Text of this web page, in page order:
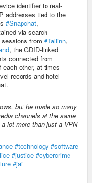
identifier to real-
addresses tied to the
#Snapchat,
via search
from #Tallinn,
, the GDID-linked
connected from
each other, at times
records and hotel-
but he made so many
channels at the same
lot more than just a VPN
#technology #software
#justice #cybercrime
#jail